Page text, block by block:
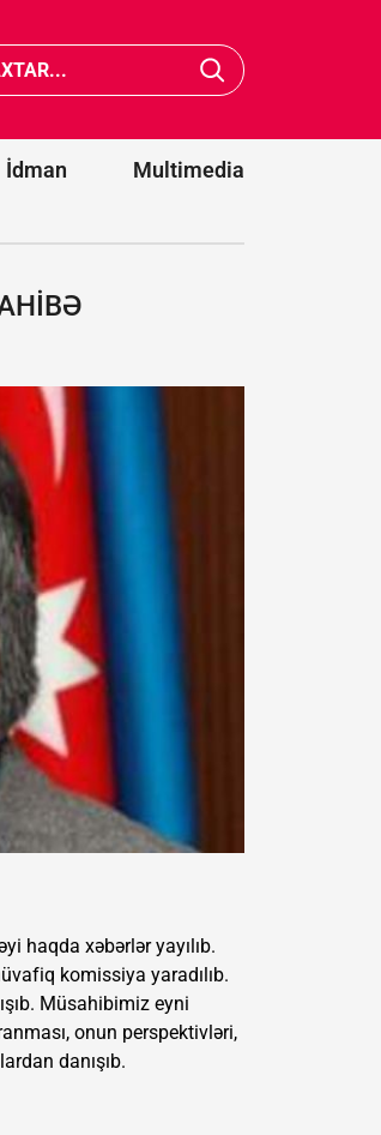
İdman Multimedia
haqda xəbərlər yayılıb.
komissiya yaradılıb.
Müsahibimiz eyni
onun perspektivləri,
danışıb.